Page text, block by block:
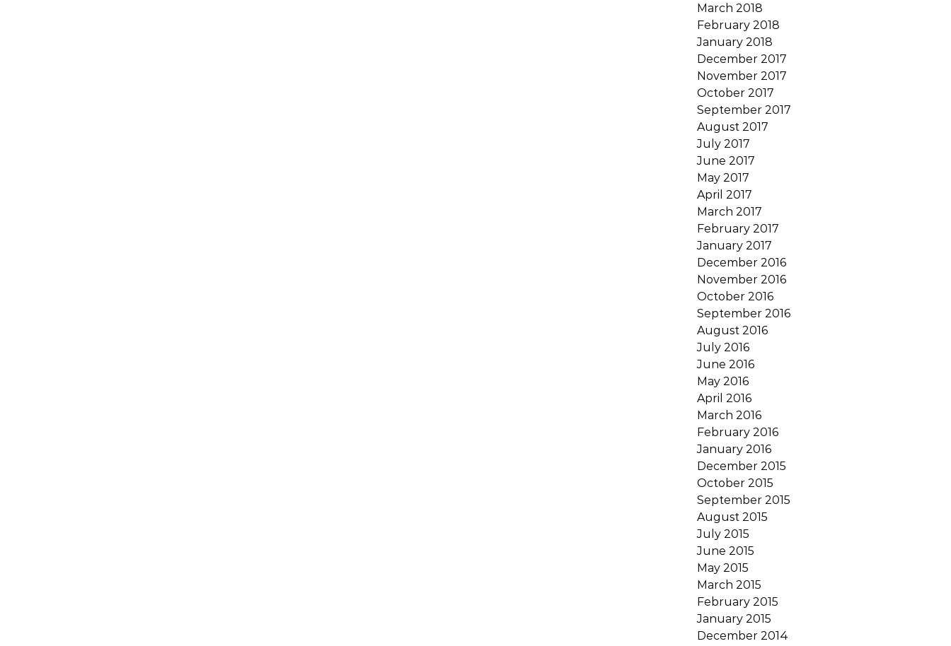
March 2018
February 2018
January 2018
December 2017
November 2017
October 2017
September 2017
August 2017
July 2017
June 2017
May 2017
April 2017
March 2017
February 2017
January 2017
December 2016
November 2016
October 2016
September 2016
August 2016
July 2016
June 2016
May 2016
April 2016
March 2016
February 2016
January 2016
December 2015
October 2015
September 2015
August 2015
July 2015
June 2015
May 2015
March 2015
February 2015
January 2015
December 2014